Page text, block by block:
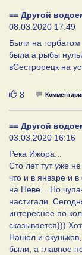
== Другой
08.03.2020 17:49
Были на
была а рыбы
вСестрорецк на
Нравится
8
== Другой
03.03.2020 16:16
Река Ижора...
Сто лет тут уже
что и в январе и
на Неве... Но
настигали.
интереснее по
сказывается)))
Нашел и
были, а главное